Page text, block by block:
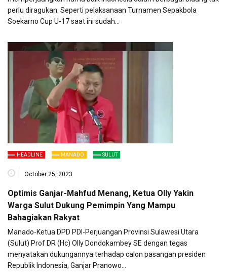
perlu diragukan. Seperti pelaksanaan Turnamen Sepakbola
Soekarno Cup U-17 saat ini sudah…
HEADLINE MANADO SULUT
October 25, 2023
Optimis Ganjar-Mahfud Menang, Ketua Olly Yakin
Warga Sulut Dukung Pemimpin Yang Mampu
Bahagiakan Rakyat
Manado-Ketua DPD PDI-Perjuangan Provinsi Sulawesi Utara
(Sulut) Prof DR (Hc) Olly Dondokambey SE dengan tegas
menyatakan dukungannya terhadap calon pasangan presiden
Republik Indonesia, Ganjar Pranowo…